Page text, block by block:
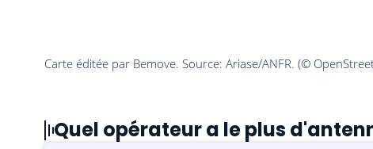
Quel opérateur a le plus